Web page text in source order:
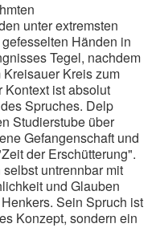
unter extremsten
Händen in
Tegel, nachdem
Kreis zum
Kontext ist absolut
Spruches. Delp
Studierstube über
Gefangenschaft und
der Erschütterung".
untrennbar mit
und Glauben
Sein Spruch ist
Konzept, sondern ein